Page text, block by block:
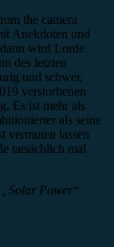
the camera
Anekdoten und
wird Lorde
des letzten
und schwer,
verstorbenen
Es ist mehr als
als seine
vermuten lassen
tatsächlich mal
Power“